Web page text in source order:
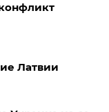
Латвии